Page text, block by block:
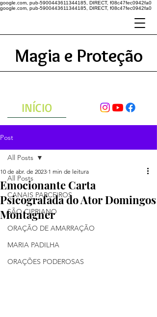
google.com, pub-5900443611344185, DIRECT, f08c47fec0942fa0
google.com, pub-5900443611344185, DIRECT, f08c47fec0942fa0
Magia e Proteção
INÍCIO
Post
All Posts
CANAIS PARCEIROS
SÃO CIPRIANO
ORAÇÃO DE AMARRAÇÃO
MARIA PADILHA
ORAÇÕES PODEROSAS
All Posts
Emocionante Carta
Psicografada do Ator Domingos
Montagner
10 de abr. de 2023 1 min de leitura